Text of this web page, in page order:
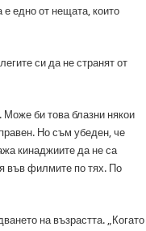
е едно от нещата, които
си да не странят от
Може би това блазни някои
Но съм убеден, че
кинаджиите да не са
във филмите по тях. По
на възрастта. „Когато